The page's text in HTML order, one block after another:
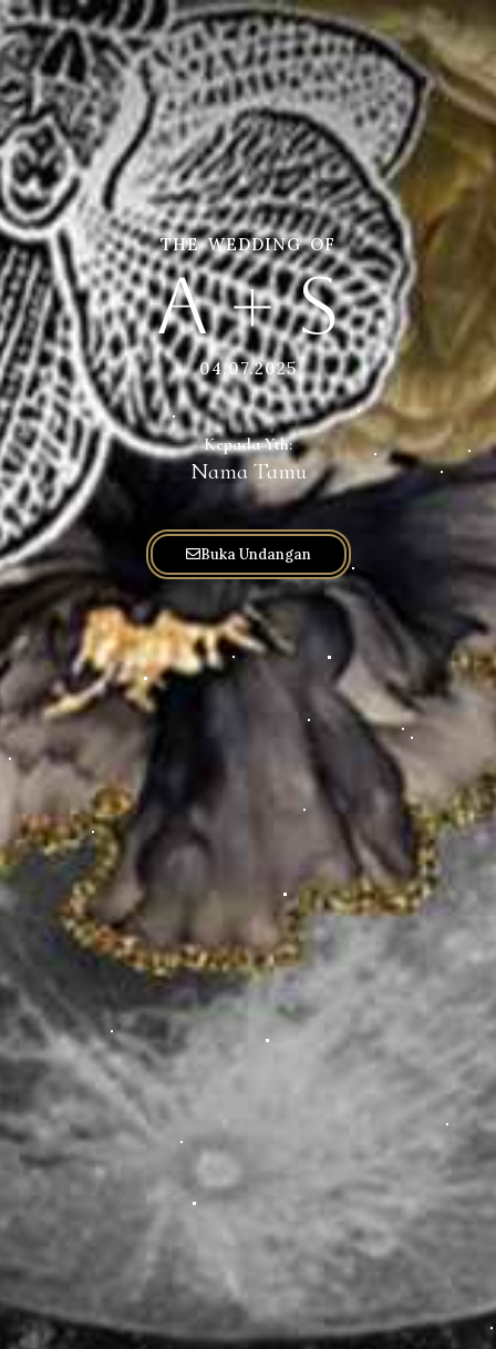
THE WEDDING OF
A + S
04.07.2025
Kepada Yth:
Nama Tamu
Buka Undangan